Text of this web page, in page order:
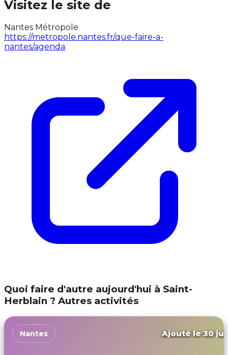
Visitez le site de
Nantes Métropole
https://metropole.nantes.fr/que-faire-a-
nantes/agenda
Quoi faire d'autre aujourd'hui à Saint-
Herblain ? Autres activités
Nantes Ajouté le 30